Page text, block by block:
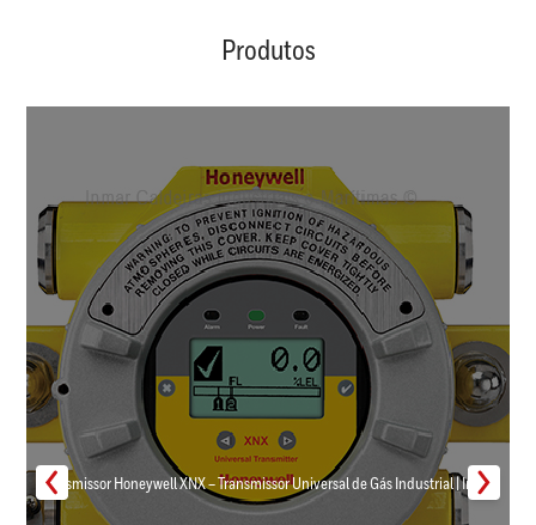
Produtos
Transmissor Honeywell XNX – Transmissor Universal de Gás Industrial | Inmar